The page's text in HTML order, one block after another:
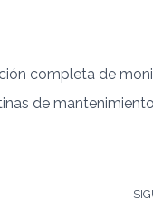
completa de
de